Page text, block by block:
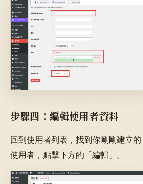
步驟四：編輯使用者資料
回到使用者列表，找到你剛剛建立的
使用者，點擊下方的「編輯」。